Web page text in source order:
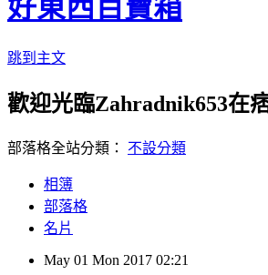
好東西百寶箱
跳到主文
歡迎光臨Zahradnik653在
部落格全站分類： 不設分類
相簿
部落格
名片
May 01 Mon 2017 02:21